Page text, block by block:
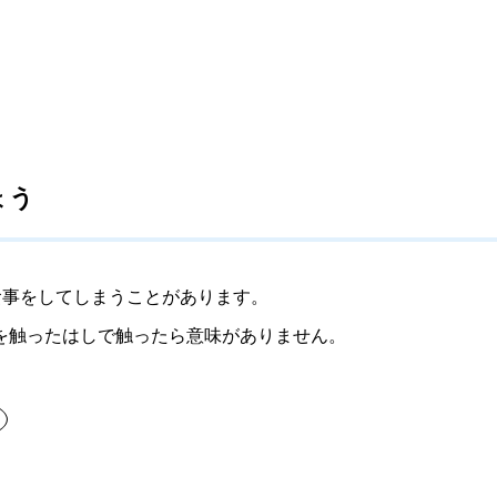
をしてしまうことがあります。
ったはしで触ったら意味がありません。